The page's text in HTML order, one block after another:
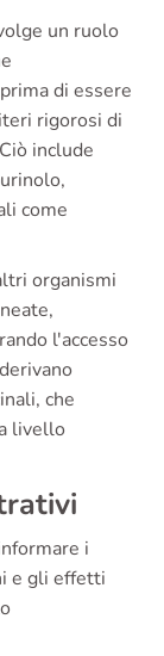
un ruolo
di essere
rigorosi di
include
come
organismi
l'accesso
che
livello
i
e gli effetti